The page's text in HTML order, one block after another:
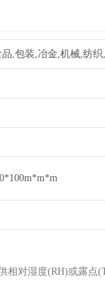
品,包装,冶金,机械,纺
相对湿度(RH)或露点